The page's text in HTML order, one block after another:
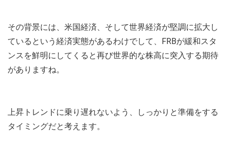
その背景には、米国経済、そして世界経済が堅調に拡大し
ているという経済実態があるわけでして、FRBが緩和スタ
ンスを鮮明にしてくると再び世界的な株高に突入する期待
がありますね。
上昇トレンドに乗り遅れないよう、しっかりと準備をする
タイミングだと考えます。